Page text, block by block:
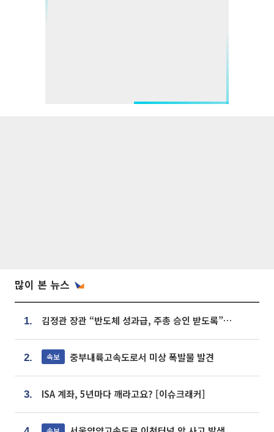
많이 본 뉴스
1. 김정관 장관 “반도체 성과급, 주총 승인 받도록”…상법·자본시장법 개정 시사
2. 속보 중부내륙고속도로서 미상 폭발물 발견
3. ISA 계좌, 5년마다 깨라고요? [이슈크래커]